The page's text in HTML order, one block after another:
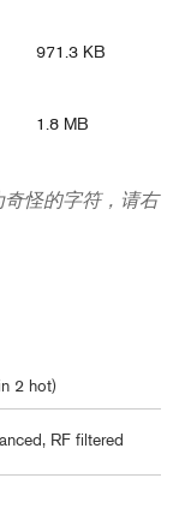
971.3 KB
1.8 MB
怪的字符，请右
2 hot)
RF filtered